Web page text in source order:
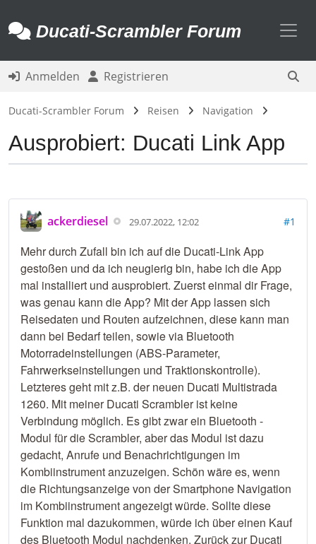
Ducati-Scrambler Forum
Anmelden Registrieren
Ducati-Scrambler Forum Reisen Navigation
Ausprobiert: Ducati Link App
ackerdiesel 29.07.2022, 12:02 #1
Mehr durch Zufall bin ich auf die Ducati-Link App
gestoßen und da ich neugierig bin, habe ich die App
mal installiert und ausprobiert. Zuerst einmal dir Frage,
was genau kann die App? Mit der App lassen sich
Reisedaten und Routen aufzeichnen, diese kann man
dann bei Bedarf teilen, sowie via Bluetooth
Motorradeinstellungen (ABS-Parameter,
Fahrwerkseinstellungen und Traktionskontrolle).
Letzteres geht mit z.B. der neuen Ducati Multistrada
1260. Mit meiner Ducati Scrambler ist keine
Verbindung möglich. Es gibt zwar ein Bluetooth -
Modul für die Scrambler, aber das Modul ist dazu
gedacht, Anrufe und Benachrichtigungen im
Kombiinstrument anzuzeigen. Schön wäre es, wenn
die Richtungsanzeige von der Smartphone Navigation
im Kombiinstrument angezeigt würde. Sollte diese
Funktion mal dazukommen, würde ich über einen Kauf
des Bluetooth Modul nachdenken. Zurück zur Ducati